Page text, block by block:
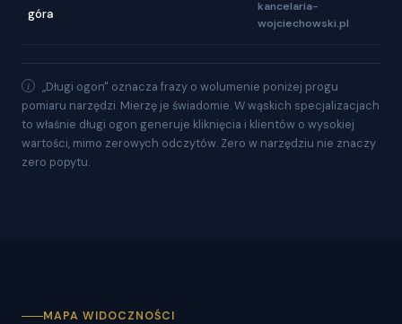
góra
kancelaria-
wojciechowski.pl
„Długi ogon" oznacza frazy o wolumenie poniżej progu
pomiaru narzędzi. Mierzę je świadomie. W wąskich specjalizacjach
to właśnie długi ogon generuje kliknięcia i klientów o wysokiej
wartości, mimo zerowych odczytów. Zero w narzędziu nie znaczy
zero popytu.
MAPA WIDOCZNOŚCI